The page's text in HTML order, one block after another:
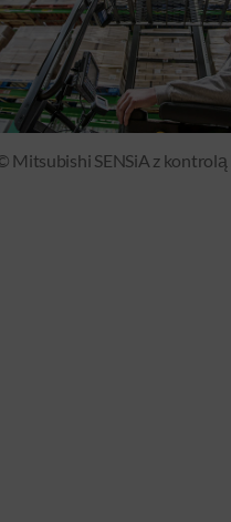
Mitsubishi SENSiA z kontrolą